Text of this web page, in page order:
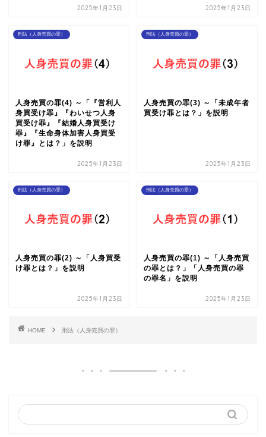
2025年1月23日 2025年1月23日
刑法（人身売買の罪）
人身売買の罪(4) ～「『営利人
身買受け罪』『わいせつ人身
買受け罪』『結婚人身買受け
罪』『生命身体加害人身買受
け罪』とは？」を説明
2025年1月23日
刑法（人身売買の罪）
人身売買の罪(3) ～「未成年者
買受け罪とは？」を説明
2025年1月23日
刑法（人身売買の罪）
人身売買の罪(2) ～「人身買受
け罪とは？」を説明
2025年1月23日
刑法（人身売買の罪）
人身売買の罪(1) ～「人身売買
の罪とは？」「人身売買の罪
の罪名」を説明
2025年1月23日
HOME 刑法（人身売買の罪）